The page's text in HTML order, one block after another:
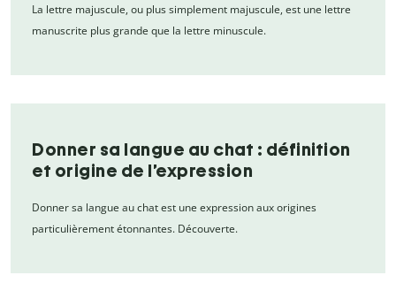
La lettre majuscule, ou plus simplement majuscule, est une lettre
manuscrite plus grande que la lettre minuscule.
Donner sa langue au chat : définition
et origine de l’expression
Donner sa langue au chat est une expression aux origines
particulièrement étonnantes. Découverte.